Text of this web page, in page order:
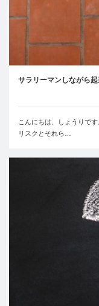
サラリーマンしながら
こんにちは、しょうりで
リスクとそれら…